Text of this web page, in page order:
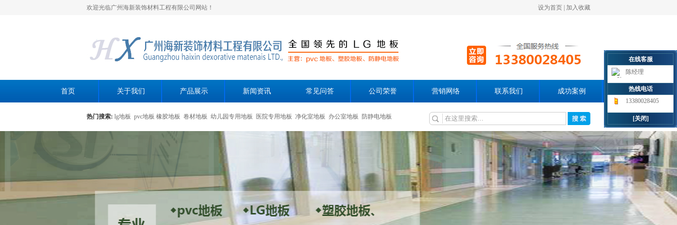
欢迎光临广州海新装饰材料工程有限公司网站！ 设为首页 加入收藏
首页 关于我们 产品展示 新闻资讯 常见问答 公司荣誉 营销网络 联系我们 成功案例
热门搜索: lg地板 pvc地板 橡胶地板 卷材地板 幼儿园专用地板 医院专用地板 净化室地板 办公室地板 防静电地板
在线客服
陈经理
热线电话
13380028405
[关闭]